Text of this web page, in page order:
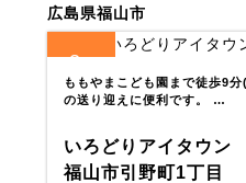
広島県福山市
3
ももやまこども園まで徒歩9
の送り迎えに便利です。 …
いろどりアイタウン
福山市引野町1丁目